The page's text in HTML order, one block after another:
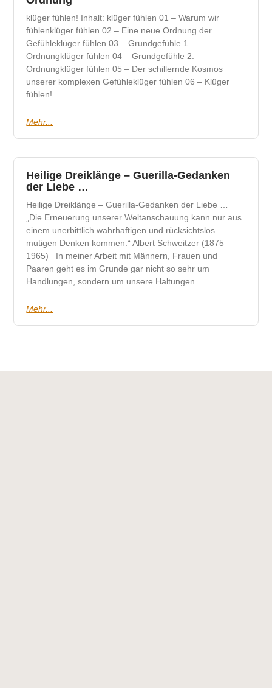
klüger fühlen! Inhalt: klüger fühlen 01 – Warum wir
fühlenklüger fühlen 02 – Eine neue Ordnung der
Gefühleklüger fühlen 03 – Grundgefühle 1.
Ordnungklüger fühlen 04 – Grundgefühle 2.
Ordnungklüger fühlen 05 – Der schillernde Kosmos
unserer komplexen Gefühleklüger fühlen 06 – Klüger
fühlen!
Mehr...
Heilige Dreiklänge – Guerilla-Gedanken
der Liebe …
Heilige Dreiklänge – Guerilla-Gedanken der Liebe …
„Die Erneuerung unserer Weltanschauung kann nur aus
einem unerbittlich wahrhaftigen und rücksichtslos
mutigen Denken kommen.“ Albert Schweitzer (1875 –
1965) In meiner Arbeit mit Männern, Frauen und
Paaren geht es im Grunde gar nicht so sehr um
Handlungen, sondern um unsere Haltungen
Mehr...